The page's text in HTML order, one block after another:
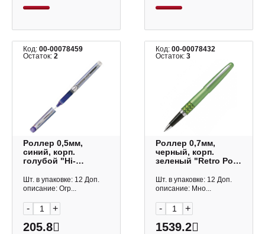
Код: 00-00078459
Остаток: 2
Роллер 0,5мм,
синий, корп.
голубой "Hi-
BXGPN-V5 (L) Pilot
Шт. в упаковке: 12 Доп.
описание: Огр...
- +
205.8
Код:00-00078432
Остаток:3
Роллер 0,7мм,
черный, корп.
зеленый "Retro Pop.
BLV-BMR37-M (MB)
Pilot
Шт. в упаковке: 12 Доп.
описание: Мно...
- +
1539.2